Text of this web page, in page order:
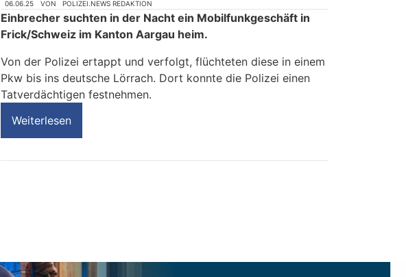
06.06.25 VON POLIZEI.NEWS REDAKTION
Einbrecher suchten in der Nacht ein Mobilfunkgeschäft in
Frick/Schweiz im Kanton Aargau heim.
Von der Polizei ertappt und verfolgt, flüchteten diese in einem
Pkw bis ins deutsche Lörrach. Dort konnte die Polizei einen
Tatverdächtigen festnehmen.
Weiterlesen